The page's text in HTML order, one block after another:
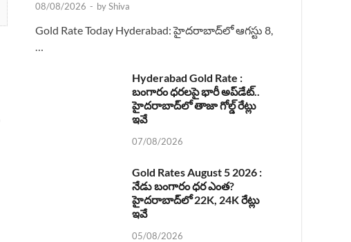
08/08/2026 - byShiva
Gold Rate Today Hyderabad: హైదరాబాద్‌లో ఆగస్టు 8,
…
Hyderabad Gold Rate :
బంగారం ధరలపై భారీ అప్‌డేట్..
హైదరాబాద్‌లో తాజా గోల్డ్ రేట్లు
ఇవే
07/08/2026
Gold Rates August 5 2026 :
నేడు బంగారం ధర ఎంత?
హైదరాబాద్‌లో 22K, 24K రేట్లు
ఇవే
05/08/2026